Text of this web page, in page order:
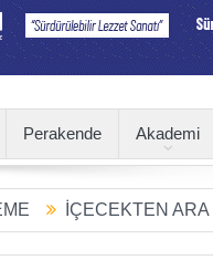
Perakende Akademi
ARA ÖĞÜNE